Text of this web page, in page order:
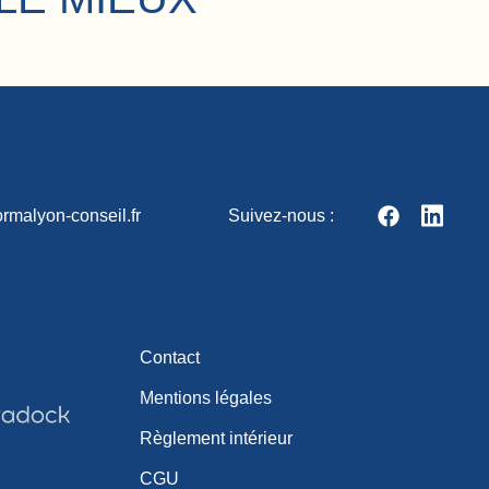
conseil.fr Suivez-nous :
Contact
Mentions légales
Règlement intérieur
CGU